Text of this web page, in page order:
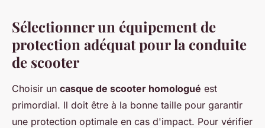
Sélectionner un équipement de
protection adéquat pour la conduite
de scooter
Choisir un casque de scooter homologué est
primordial. Il doit être à la bonne taille pour garantir
une protection optimale en cas d'impact. Pour vérifier